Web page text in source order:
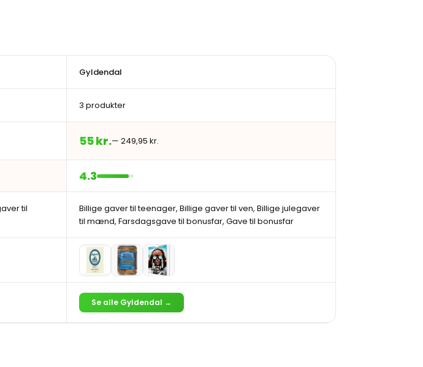
Gyldendal
3 produkter
55 kr.— 249,95 kr.
4.3
til
Billige gaver til teenager, Billige gaver til ven, Billige julegaver
til mænd, Farsdagsgave til bonusfar, Gave til bonusfar
Se alle Gyldendal →